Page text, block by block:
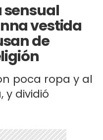
sensual
vestida
de
poca ropa y al
y dividió